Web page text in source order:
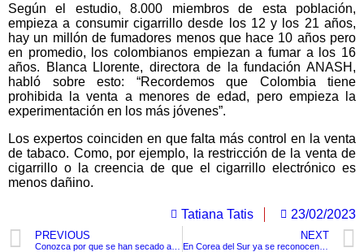
Según el estudio, 8.000 miembros de esta población,
empieza a consumir cigarrillo desde los 12 y los 21 años,
hay un millón de fumadores menos que hace 10 años pero
en promedio, los colombianos empiezan a fumar a los 16
años. Blanca Llorente, directora de la fundación ANASH,
habló sobre esto: “Recordemos que Colombia tiene
prohibida la venta a menores de edad, pero empieza la
experimentación en los más jóvenes”.
Los expertos coinciden en que falta más control en la venta
de tabaco. Como, por ejemplo, la restricción de la venta de
cigarrillo o la creencia de que el cigarrillo electrónico es
menos dañino.
Tatiana Tatis 23/02/2023
PREVIOUS NEXT
En Corea del Sur ya se reconocen los derechos conyugales a parejas del mismo sexo